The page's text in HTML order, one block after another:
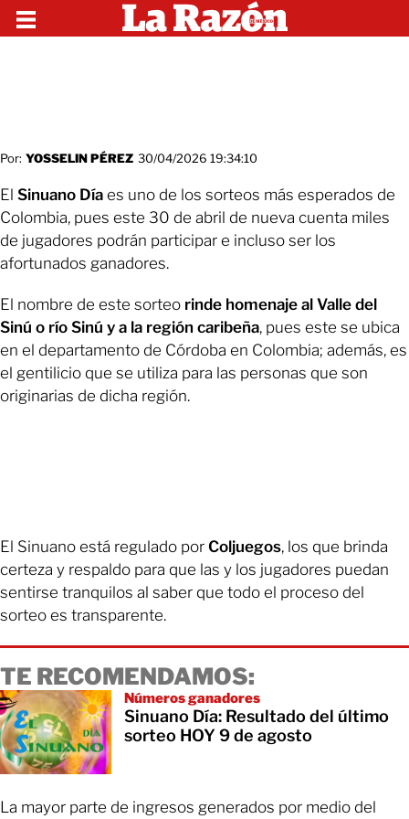
Por: YOSSELIN PÉREZ 30/04/2026 19:34:10
El Sinuano Día es uno de los sorteos más esperados de
Colombia, pues este 30 de abril de nueva cuenta miles
de jugadores podrán participar e incluso ser los
afortunados ganadores.
El nombre de este sorteo rinde homenaje al Valle del
Sinú o río Sinú y a la región caribeña, pues este se ubica
en el departamento de Córdoba en Colombia; además, es
el gentilicio que se utiliza para las personas que son
originarias de dicha región.
El Sinuano está regulado por Coljuegos, los que brinda
certeza y respaldo para que las y los jugadores puedan
sentirse tranquilos al saber que todo el proceso del
sorteo es transparente.
TE RECOMENDAMOS:
Números ganadores
Sinuano Día: Resultado del último
sorteo HOY 9 de agosto
La mayor parte de ingresos generados por medio del